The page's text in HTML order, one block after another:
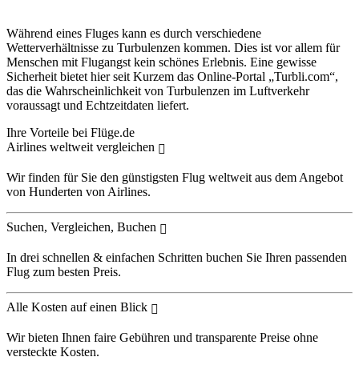
Während eines Fluges kann es durch verschiedene
Wetterverhältnisse zu Turbulenzen kommen. Dies ist vor allem für
Menschen mit Flugangst kein schönes Erlebnis. Eine gewisse
Sicherheit bietet hier seit Kurzem das Online-Portal „Turbli.com“,
das die Wahrscheinlichkeit von Turbulenzen im Luftverkehr
voraussagt und Echtzeitdaten liefert.
Ihre Vorteile bei Flüge.de
Airlines weltweit vergleichen
Wir finden für Sie den günstigsten Flug weltweit aus dem Angebot
von Hunderten von Airlines.
Suchen, Vergleichen, Buchen
In drei schnellen & einfachen Schritten buchen Sie Ihren passenden
Flug zum besten Preis.
Alle Kosten auf einen Blick
Wir bieten Ihnen faire Gebühren und transparente Preise ohne
versteckte Kosten.